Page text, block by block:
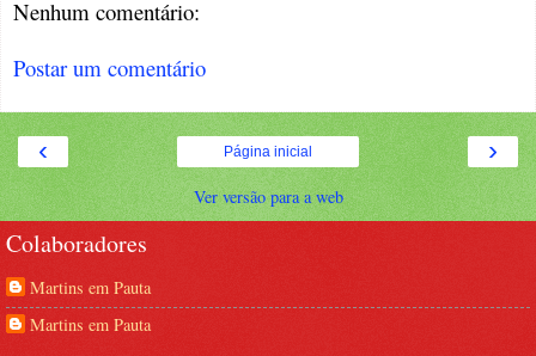
Nenhum comentário:
Postar um comentário
‹ ›
Página inicial
Ver versão para a web
Colaboradores
Martins em Pauta
Martins em Pauta